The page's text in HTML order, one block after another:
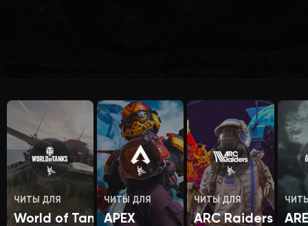
ЧИТЫ ДЛЯ
World of Tanks
ЧИТЫ ДЛЯ
APEX
ЧИТЫ ДЛЯ
ARC Raiders